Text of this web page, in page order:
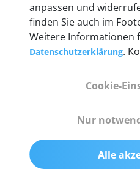
Technische
Lieferumfang
Abmessungen
Gewicht
200 g
anpassen und
finden Sie auch im
Weitere Informationen
Datenschutzerklärung.
Cookie-
Nur
Alle